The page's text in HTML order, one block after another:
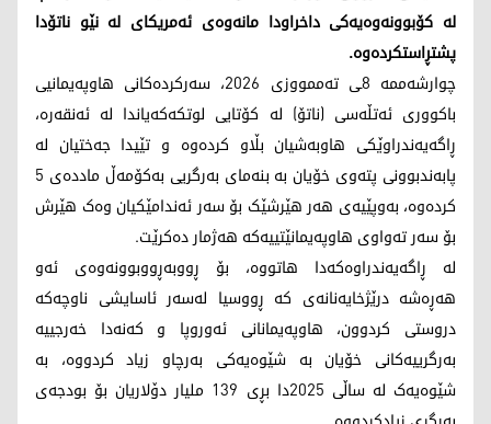
لە کۆبوونەوەیەکی داخراودا مانەوەی ئەمریکای لە نێو ناتۆدا
پشتڕاستکردەوە.
چوارشەممە 8ـی تەممووزی 2026، سەرکردەکانی هاوپەیمانیی
باکووری ئەتڵەسی (ناتۆ) لە کۆتایی لوتکەکەیاندا لە ئەنقەرە،
ڕاگەیەندراوێکی هاوبەشیان بڵاو کردەوە و تێیدا جەختیان لە
پابەندبوونی پتەوی خۆیان بە بنەمای بەرگریی بەکۆمەڵ ماددەی 5
کردەوە، بەوپێیەی هەر هێرشێک بۆ سەر ئەندامێکیان وەک هێرش
بۆ سەر تەواوی هاوپەیمانێتییەکە هەژمار دەکرێت.
لە ڕاگەیەندراوەکەدا هاتووە، بۆ ڕووبەڕووبوونەوەی ئەو
هەڕەشە درێژخایەنانەی کە ڕووسیا لەسەر ئاسایشی ناوچەکە
دروستی کردوون، هاوپەیمانانی ئەوروپا و کەنەدا خەرجییە
بەرگرییەکانی خۆیان بە شێوەیەکی بەرچاو زیاد کردووە، بە
شێوەیەک لە ساڵی 2025دا بڕی 139 ملیار دۆلاریان بۆ بودجەی